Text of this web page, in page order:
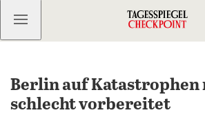
Kostenlos anmelden
Berlin auf Katastrophen
schlecht vorbereitet